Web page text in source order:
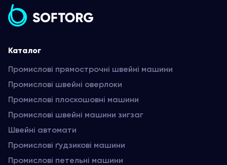
Каталог
Промислові прямострочні швейні машини
Промислові швейні оверлоки
Промислові плоскошовні машини
Промислові швейні машини зигзаг
Швейні автомати
Промислові ґудзикові машини
Промислові петельні машини